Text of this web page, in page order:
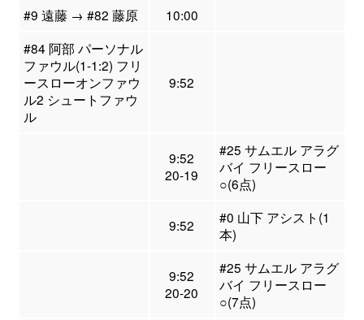
#9 遠藤 → #82 藤原
10:00
#84 阿部 パーソナル
ファウル(1-1:2) フリ
ースローオンファウ
ル2 シュートファウ
ル
9:52
9:52
20-19
#25 サムエル アラグ
バイ フリースロー
○(6点)
9:52
#0 山下 アシスト(1
本)
9:52
20-20
#25 サムエル アラグ
バイ フリースロー
○(7点)